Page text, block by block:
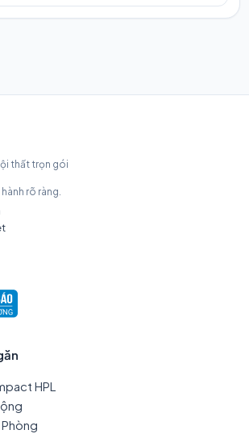
thất trọn gói
rõ ràng.
HPL